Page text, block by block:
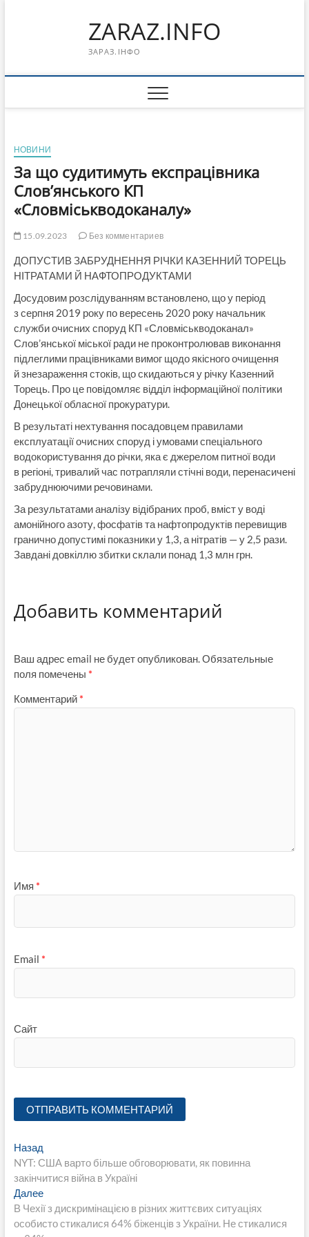
ZARAZ.INFO
ЗАРАЗ.ІНФО
НОВИНИ
За що судитимуть експрацівника
Слов’янського КП
«Словміськводоканалу»
15.09.2023 Без комментариев
ДОПУСТИВ ЗАБРУДНЕННЯ РІЧКИ КАЗЕННИЙ ТОРЕЦЬ
НІТРАТАМИ Й НАФТОПРОДУКТАМИ
Досудовим розслідуванням встановлено, що у період
з серпня 2019 року по вересень 2020 року начальник
служби очисних споруд КП «Словміськводоканал»
Слов’янської міської ради не проконтролював виконання
підлеглими працівниками вимог щодо якісного очищення
й знезараження стоків, що скидаються у річку Казенний
Торець. Про це повідомляє відділ інформаційної політики
Донецької обласної прокуратури.
В результаті нехтування посадовцем правилами
експлуатації очисних споруд і умовами спеціального
водокористування до річки, яка є джерелом питної води
в регіоні, тривалий час потрапляли стічні води, перенасичені
забруднюючими речовинами.
За результатами аналізу відібраних проб, вміст у воді
амонійного азоту, фосфатів та нафтопродуктів перевищив
гранично допустимі показники у 1,3, а нітратів — у 2,5 рази.
Завдані довкіллю збитки склали понад 1,3 млн грн.
Добавить комментарий
Ваш адрес email не будет опубликован.Обязательные
поля помечены *
Комментарий *
Имя *
Email *
Сайт
Навигация
по
записям
НазадПредыдущая
запись:
NYT: США варто більше обговорювати, як повинна
закінчитися війна в Україні
ДалееСледующая
запись:
В Чехії з дискримінацією в різних життєвих ситуаціях
особисто стикалися 64% біженців з України. Не стикалися